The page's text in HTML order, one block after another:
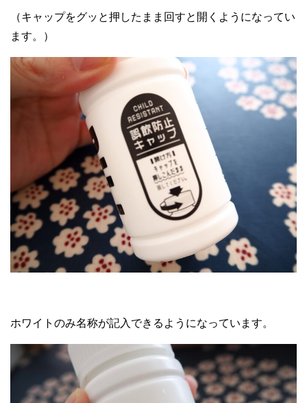
（キャップをグッと押したまま回すと開くようになってい
ます。）
ホワイトのみ名称が記入できるようになっています。